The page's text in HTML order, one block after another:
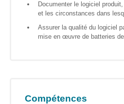
Documenter le logiciel
et les circonstances dans
Assurer la qualité du logiciel
mise en œuvre de batteries
Compétences
Animations,
conférences
CRACCS